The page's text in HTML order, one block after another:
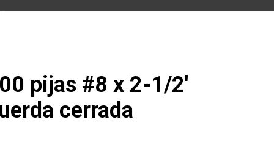
pijas #8 x 2-1/2′
cerrada